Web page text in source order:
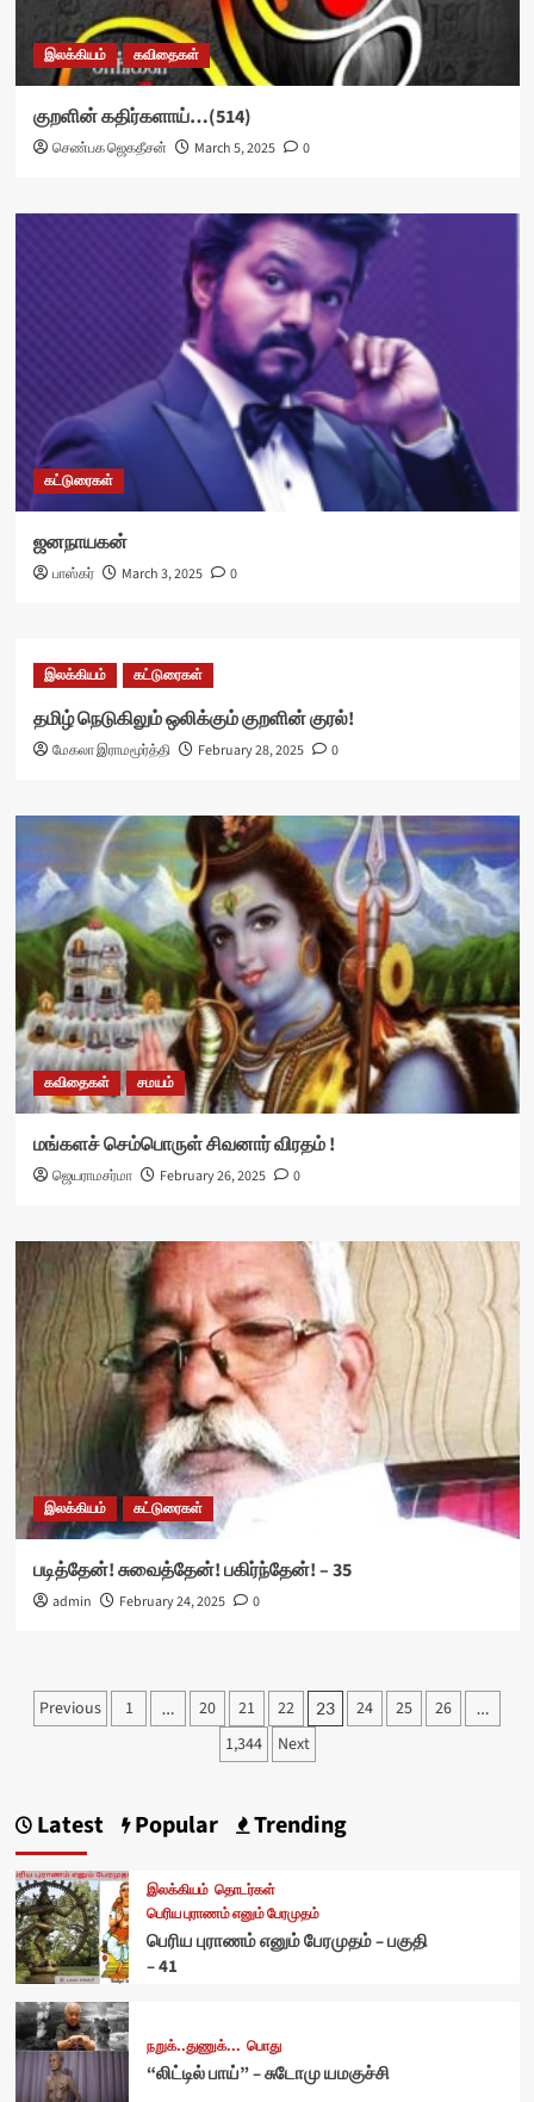
இலக்கியம் கவிதைகள்
குறளின் கதிர்களாய்…(514)
செண்பக ஜெகதீசன் March 5, 2025 0
கட்டுரைகள்
ஜனநாயகன்
பாஸ்கர் March 3, 2025 0
இலக்கியம் கட்டுரைகள்
தமிழ் நெடுகிலும் ஒலிக்கும் குறளின் குரல்!
மேகலா இராமமூர்த்தி February 28, 2025 0
கவிதைகள் சமயம்
மங்களச் செம்பொருள் சிவனார் விரதம் !
ஜெயராமசர்மா February 26, 2025 0
இலக்கியம் கட்டுரைகள்
படித்தேன்! சுவைத்தேன்! பகிர்ந்தேன்! – 35
admin February 24, 2025 0
Posts
Previous 1 … 20 21 22 23 24 25 26 …
1,344 Next
Latest Popular Trending
இலக்கியம் தொடர்கள்
பெரிய புராணம் எனும் பேரமுதம்
பெரிய புராணம் எனும் பேரமுதம் – பகுதி
– 41
நறுக்..துணுக்... பொது
“லிட்டில் பாய்” – சுடோமு யமகுச்சி